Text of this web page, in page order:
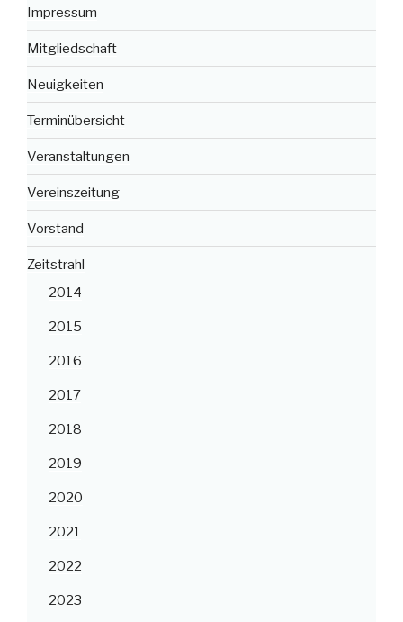
Impressum
Mitgliedschaft
Neuigkeiten
Terminübersicht
Veranstaltungen
Vereinszeitung
Vorstand
Zeitstrahl
2014
2015
2016
2017
2018
2019
2020
2021
2022
2023